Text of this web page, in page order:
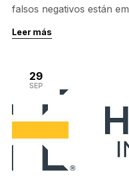
falsos negativos están
situación deja a las
reputacionales debido a
integración de la
para mitigar estos
Leer más
29
SEP